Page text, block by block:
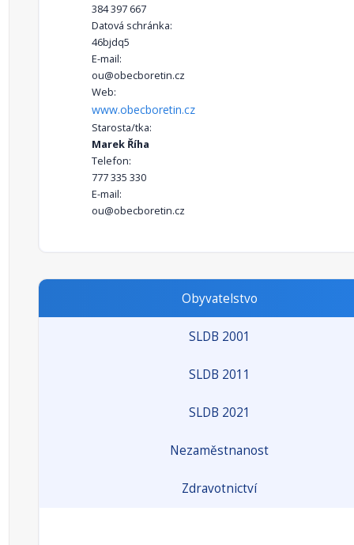
384 397 667
Datová schránka:
46bjdq5
E-mail:
ou@obecboretin.cz
Web:
www.obecboretin.cz
Starosta/tka:
Marek Říha
Telefon:
777 335 330
E-mail:
ou@obecboretin.cz
Obyvatelstvo
SLDB 2001
SLDB 2011
SLDB 2021
Nezaměstnanost
Zdravotnictví